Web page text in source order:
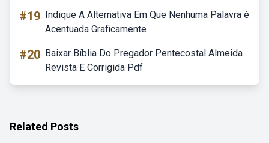
#19 Indique A Alternativa Em Que Nenhuma Palavra é
Acentuada Graficamente
#20 Baixar Bíblia Do Pregador Pentecostal Almeida
Revista E Corrigida Pdf
Related Posts